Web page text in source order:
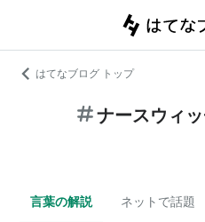
はてなブログ トップ
ナースウィ
言葉の解説 ネットで話題